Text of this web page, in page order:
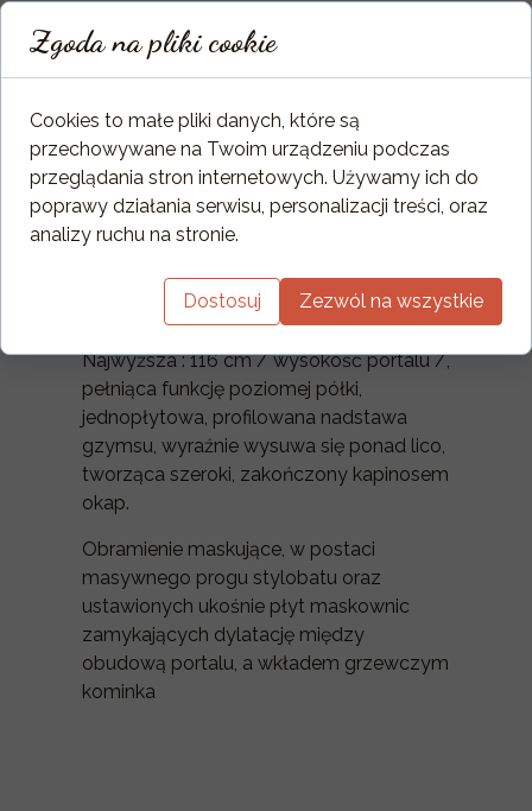
Masywna rama składająca się z
bocznych podpór, związanych takim
samym nadprożem. Profilowane, wypukłe
czoła podpór płynnie przechodzą
ukośnymi połączeniami w identyczne
nadproże. Powstała tak główna rama
portalu zakończona jest wewnętrzną
profili. Boki portalu zamykają dwie, nie
widoczne na zdjęciu płyty.
Najwyższa : 116 cm / wysokość portalu /,
pełniąca funkcję poziomej półki,
jednopłytowa, profilowana nadstawa
gzymsu, wyraźnie wysuwa się ponad lico,
tworząca szeroki, zakończony kapinosem
okap.
Obramienie maskujące, w postaci
masywnego progu stylobatu oraz
ustawionych ukośnie płyt maskownic
zamykających dylatację między
obudową portalu, a wkładem grzewczym
kominka
Zgoda na pliki cookie
Cookies to małe pliki danych, które są
przechowywane na Twoim urządzeniu podczas
przeglądania stron internetowych. Używamy ich do
poprawy działania serwisu, personalizacji treści, oraz
analizy ruchu na stronie.
Dostosuj Zezwól na wszystkie